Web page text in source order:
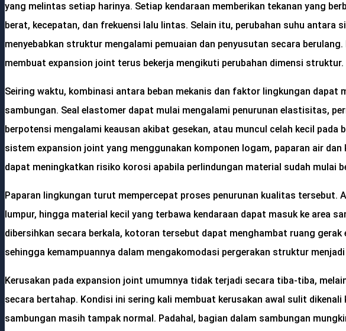
yang melintas setiap harinya. Setiap kendaraan memberikan tekanan yang
berat, kecepatan, dan frekuensi lalu lintas. Selain itu, perubahan suhu antara
menyebabkan struktur mengalami pemuaian dan penyusutan secara berulang.
membuat expansion joint terus bekerja mengikuti perubahan dimensi struktur.
Seiring waktu, kombinasi antara beban mekanis dan faktor lingkungan dapat
sambungan. Seal elastomer dapat mulai mengalami penurunan elastisitas,
berpotensi mengalami keausan akibat gesekan, atau muncul celah kecil pada
sistem expansion joint yang menggunakan komponen logam, paparan air dan
dapat meningkatkan risiko korosi apabila perlindungan material sudah mulai
Paparan lingkungan turut mempercepat proses penurunan kualitas tersebut.
lumpur, hingga material kecil yang terbawa kendaraan dapat masuk ke area
dibersihkan secara berkala, kotoran tersebut dapat menghambat ruang gerak
sehingga kemampuannya dalam mengakomodasi pergerakan struktur
Kerusakan pada expansion joint umumnya tidak terjadi secara tiba-tiba,
secara bertahap. Kondisi ini sering kali membuat kerusakan awal sulit dikenali
sambungan masih tampak normal. Padahal, bagian dalam sambungan